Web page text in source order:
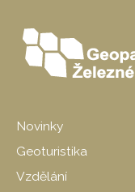
Novinky
Geoturistika
Vzdělání